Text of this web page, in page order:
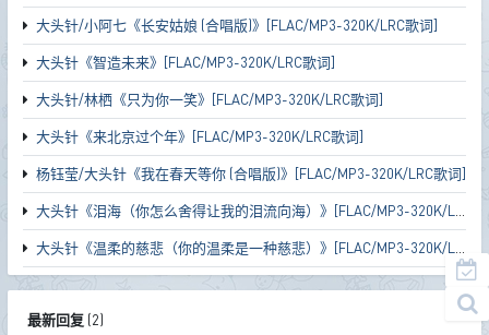
大头针/小阿七《长安姑娘 (合唱版)》[FLAC/MP3-320K/LRC歌词]
大头针《智造未来》[FLAC/MP3-320K/LRC歌词]
大头针/林栖《只为你一笑》[FLAC/MP3-320K/LRC歌词]
大头针《来北京过个年》[FLAC/MP3-320K/LRC歌词]
杨钰莹/大头针《我在春天等你 (合唱版)》[FLAC/MP3-320K/LRC歌词]
大头针《泪海（你怎么舍得让我的泪流向海）》[FLAC/MP3-320K/LRC歌词]
大头针《温柔的慈悲（你的温柔是一种慈悲）》[FLAC/MP3-320K/LRC歌词]
最新回复(2)